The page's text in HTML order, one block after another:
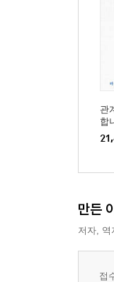
관
합
만든
저자, 역
접